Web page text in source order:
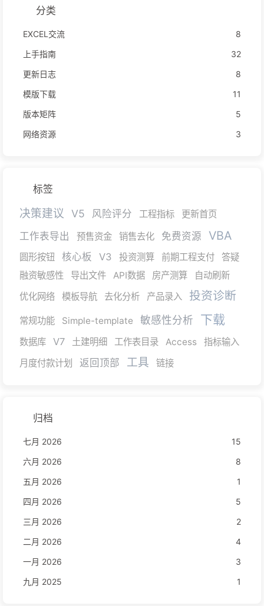
分类
EXCEL交流
8
上手指南
32
更新日志
8
模版下载
11
版本矩阵
5
网络资源
3
标签
决策建议 V5 风险评分 工程指标 更新首页
工作表导出 预售资金 销售去化 免费资源 VBA
圆形按钮 核心板 V3 投资测算 前期工程支付
答疑
融资敏感性
导出文件 API数据 房产测算
自动刷新
优化网络
模板导航 去化分析 产品录入 投资诊断
常规功能 Simple-template 敏感性分析 下载
数据库 V7 土建明细 工作表目录 Access
指标输入
月度付款计划
返回顶部 工具 链接
归档
七月 2026
15
六月 2026
8
五月 2026
1
四月 2026
5
三月 2026
2
二月 2026
4
一月 2026
3
九月 2025
1